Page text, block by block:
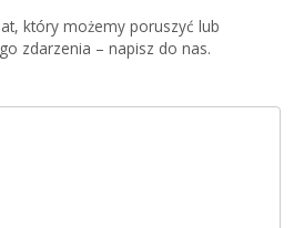
który możemy poruszyć lub
zdarzenia – napisz do nas.